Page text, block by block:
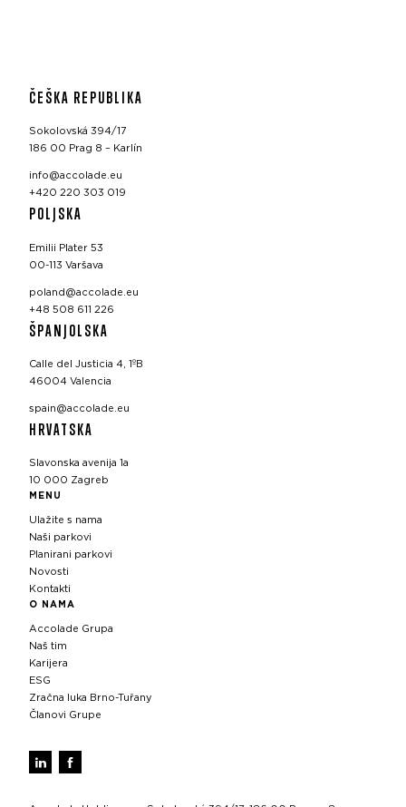
ČEŠKA REPUBLIKA
Sokolovská 394/17
186 00 Prag 8 – Karlín
info@accolade.eu
+420 220 303 019
POLJSKA
Emilii Plater 53
00-113 Varšava
poland@accolade.eu
+48 508 611 226
ŠPANJOLSKA
Calle del Justicia 4, 1ºB
46004 Valencia
spain@accolade.eu
HRVATSKA
Slavonska avenija 1a
10 000 Zagreb
MENU
Ulažite s nama
Naši parkovi
Planirani parkovi
Novosti
Kontakti
O NAMA
Accolade Grupa
Naš tim
Karijera
ESG
Zračna luka Brno-Tuřany
Članovi Grupe